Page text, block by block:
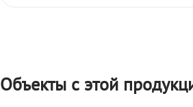
Объекты с этой